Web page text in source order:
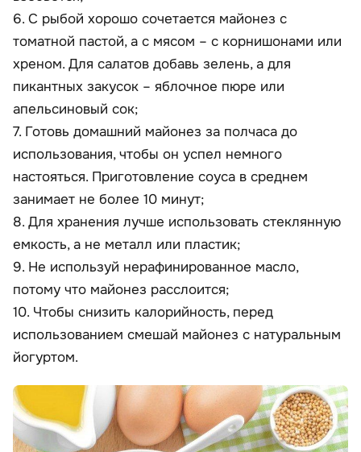
6. С рыбой хорошо сочетается майонез с
томатной пастой, а с мясом – с корнишонами или
хреном. Для салатов добавь зелень, а для
пикантных закусок – яблочное пюре или
апельсиновый сок;
7. Готовь домашний майонез за полчаса до
использования, чтобы он успел немного
настояться. Приготовление соуса в среднем
занимает не более 10 минут;
8. Для хранения лучше использовать стеклянную
емкость, а не металл или пластик;
9. Не используй нерафинированное масло,
потому что майонез расслоится;
10. Чтобы снизить калорийность, перед
использованием смешай майонез с натуральным
йогуртом.